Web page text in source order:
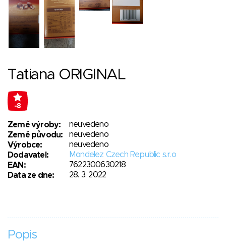
Tatiana ORIGINAL
-8
Země výroby:
neuvedeno
Země původu:
neuvedeno
Výrobce:
neuvedeno
Dodavatel:
Mondelez Czech Republic s.r.o
EAN:
7622300630218
Data ze dne:
28. 3. 2022
Popis